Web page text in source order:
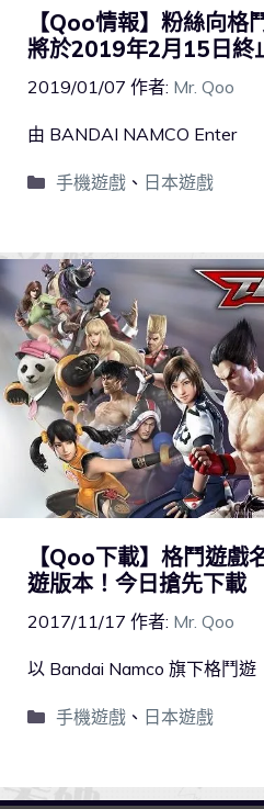
【Qoo情報】粉絲向格
將於2019年2月15日終
2019/01/07 作者: Mr. Qoo
由 BANDAI NAMCO Enter
手機遊戲、 日本遊戲
【Qoo下載】格鬥遊戲
遊版本！今日搶先下載
2017/11/17 作者: Mr. Qoo
以 Bandai Namco 旗下格鬥遊
手機遊戲、 日本遊戲